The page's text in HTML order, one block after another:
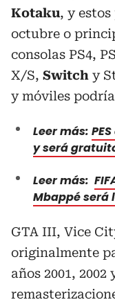
Kotaku, y
octubre o
consolas PS4,
X/S, Switch y
y móviles
Leer más:
y será
Leer más:
Mbappé será
GTA III, Vice
originalmente
años 2001,